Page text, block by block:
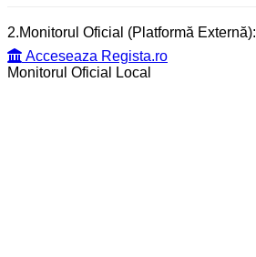
2.Monitorul Oficial (Platformă Externă):
Acceseaza Regista.ro
Monitorul Oficial Local